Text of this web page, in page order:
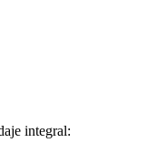
integral: